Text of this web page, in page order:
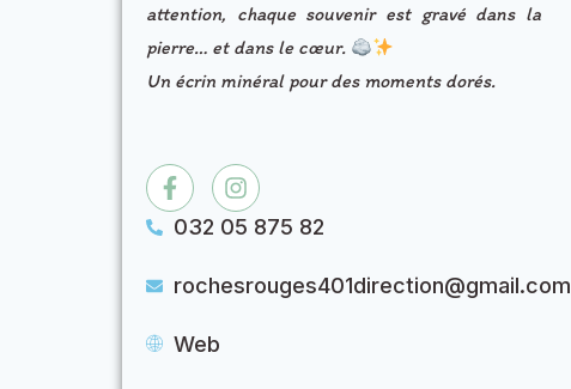
attention, chaque souvenir est gravé dans la
pierre… et dans le cœur.
Un écrin minéral pour des moments dorés.
032 05 875 82
rochesrouges401direction@gmail.com
Web